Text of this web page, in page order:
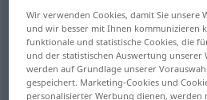
zählen
Übersicht aller
(Für mehr Details die Übersetzung
Wir verwenden Cookies, damit Sie unsere
und wir besser mit Ihnen kommunizieren
funktionale und statistische Cookies, die
und der statistischen Auswertung unserer
werden auf Grundlage unserer
gespeichert. Marketing-Cookies und
personalisierter Werbung dienen, werden